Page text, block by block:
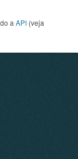
a API (veja